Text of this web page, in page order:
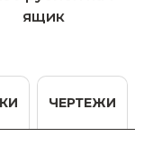
ящик
ЧЕРТЕЖИ